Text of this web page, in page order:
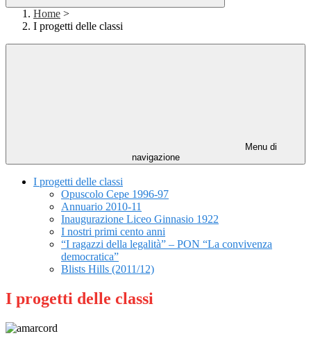
Home >
I progetti delle classi
Menu di
navigazione
I progetti delle classi
Opuscolo Cepe 1996-97
Annuario 2010-11
Inaugurazione Liceo Ginnasio 1922
I nostri primi cento anni
“I ragazzi della legalità” – PON “La convivenza
democratica”
Blists Hills (2011/12)
I progetti delle classi